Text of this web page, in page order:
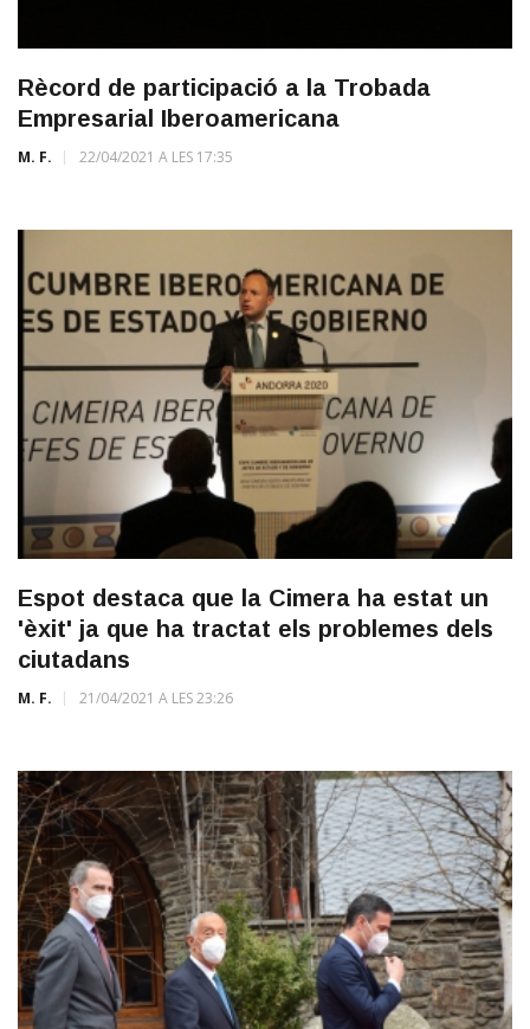
Rècord de participació a la Trobada
Empresarial Iberoamericana
M. F. 22/04/2021 A LES 17:35
Espot destaca que la Cimera ha estat un
'èxit' ja que ha tractat els problemes dels
ciutadans
M. F. 21/04/2021 A LES 23:26